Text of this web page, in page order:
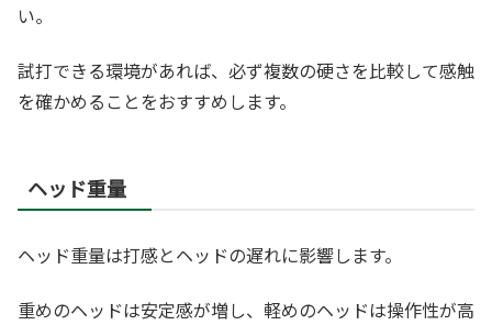
い。
試打できる環境があれば、必ず複数の硬さを比較して感触
を確かめることをおすすめします。
ヘッド重量
ヘッド重量は打感とヘッドの遅れに影響します。
重めのヘッドは安定感が増し、軽めのヘッドは操作性が高